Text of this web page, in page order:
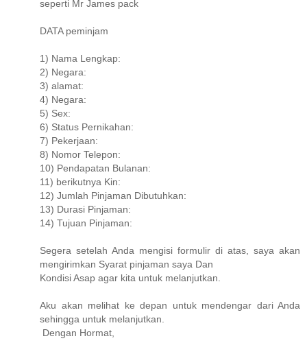
seperti Mr James pack
DATA peminjam
1) Nama Lengkap:
2) Negara:
3) alamat:
4) Negara:
5) Sex:
6) Status Pernikahan:
7) Pekerjaan:
8) Nomor Telepon:
10) Pendapatan Bulanan:
11) berikutnya Kin:
12) Jumlah Pinjaman Dibutuhkan:
13) Durasi Pinjaman:
14) Tujuan Pinjaman:
Segera setelah Anda mengisi formulir di atas, saya akan
mengirimkan Syarat pinjaman saya Dan
Kondisi Asap agar kita untuk melanjutkan.
Aku akan melihat ke depan untuk mendengar dari Anda
sehingga untuk melanjutkan.
Dengan Hormat,